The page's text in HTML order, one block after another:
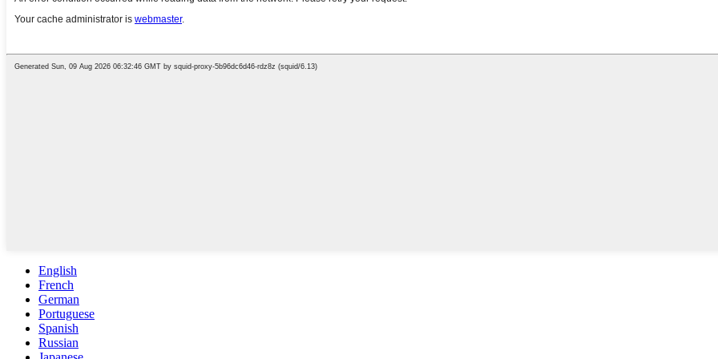
English
French
German
Portuguese
Spanish
Russian